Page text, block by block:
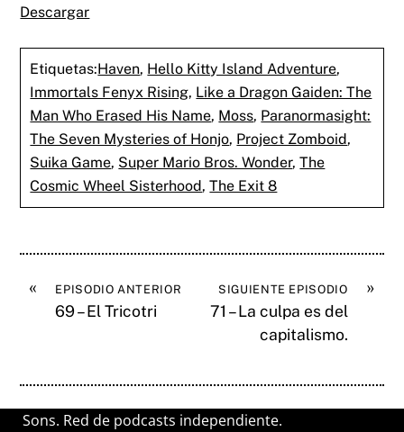
Descargar
Etiquetas:Haven, Hello Kitty Island Adventure,
Immortals Fenyx Rising, Like a Dragon Gaiden: The
Man Who Erased His Name, Moss, Paranormasight:
The Seven Mysteries of Honjo, Project Zomboid,
Suika Game, Super Mario Bros. Wonder,The
Cosmic Wheel Sisterhood,The Exit 8
« EPISODIO ANTERIOR
69 – El Tricotri
»
SIGUIENTE EPISODIO
71 – La culpa es del
capitalismo.
Sons. Red de podcasts independiente.